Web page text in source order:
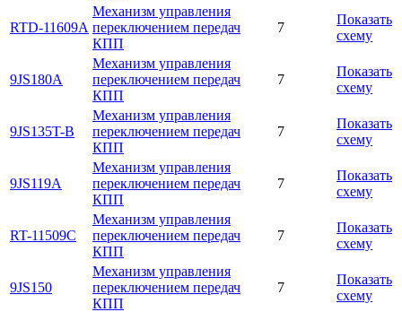
RTD-11609A
Механизм управления
переключением передач
КПП
7
Показать
схему
9JS180A
Механизм управления
переключением передач
КПП
7
Показать
схему
9JS135T-B
Механизм управления
переключением передач
КПП
7
Показать
схему
9JS119A
Механизм управления
переключением передач
КПП
7
Показать
схему
RT-11509C
Механизм управления
переключением передач
КПП
7
Показать
схему
9JS150
Механизм управления
переключением передач
КПП
7
Показать
схему